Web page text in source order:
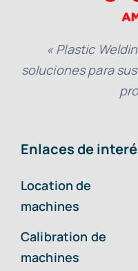
« Plastic
soluciones para
Enlaces de
Location de
machines
Calibration de
machines